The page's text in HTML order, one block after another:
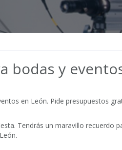
bodas y
en León. Pide presupuestos
Tendrás un maravillo recuerdo